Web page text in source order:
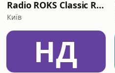
Radio ROKS Classic Rock
Київ
НД